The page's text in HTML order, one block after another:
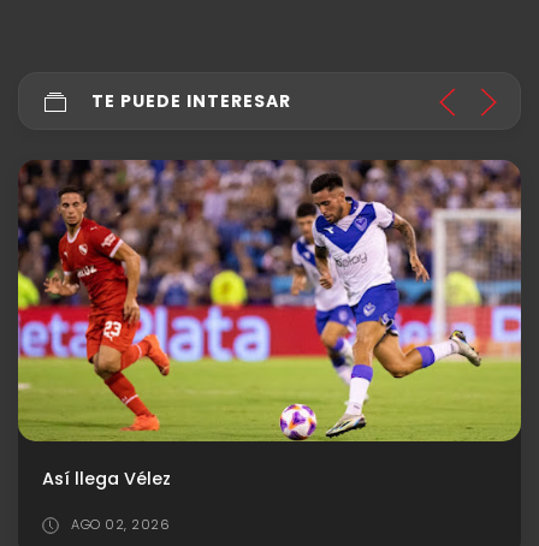
TE PUEDE INTERESAR
Así llega Vélez
AGO 02, 2026